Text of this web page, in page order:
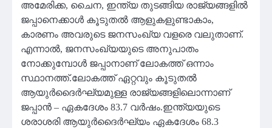
അമേരിക്ക, ചൈന, ഇന്ത്യ തുടങ്ങിയ രാജ്യങ്ങളിൽ
ജപ്പാനെക്കാൾ കൂടുതൽ ആളുകളുണ്ടാകാം,
കാരണം അവരുടെ ജനസംഖ്യ വളരെ വലുതാണ്.
എന്നാൽ, ജനസംഖ്യയുടെ അനുപാതം
നോക്കുമ്പോൾ ജപ്പാനാണ് ലോകത്ത് ഒന്നാം
സ്ഥാനത്ത്.ലോകത്ത് ഏറ്റവും കൂടുതൽ
ആയുർദൈർഘ്യമുള്ള രാജ്യങ്ങളിലൊന്നാണ്
ജപ്പാൻ – ഏകദേശം 83.7 വർഷം.ഇന്ത്യയുടെ
ശരാശരി ആയുർദൈർഘ്യം ഏകദേശം 68.3